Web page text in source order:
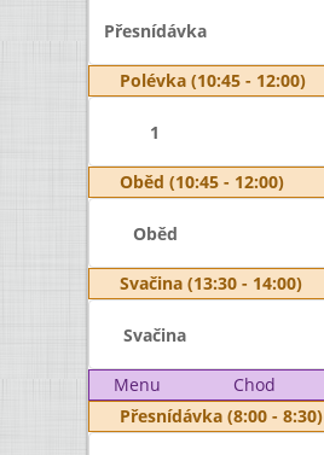
Přesnídávka
Polévka (10:45 - 12:00)
1
Oběd (10:45 - 12:00)
Oběd
Svačina (13:30 - 14:00)
Svačina
Menu Chod
Přesnídávka (8:00 - 8:30)